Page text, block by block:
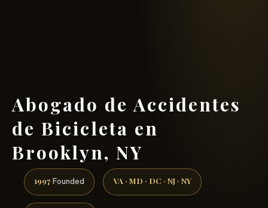
Abogado de Accidentes
de Bicicleta en
Brooklyn, NY
1997 Founded VA · MD · DC · NJ · NY